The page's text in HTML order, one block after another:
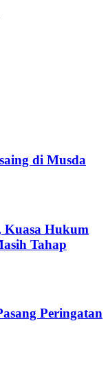
di Musda
Kuasa Hukum
Tahap
Peringatan